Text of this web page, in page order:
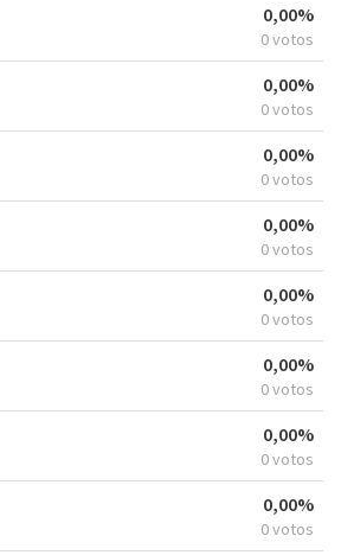
0,00%
0 votos
0,00%
0 votos
0,00%
0 votos
0,00%
0 votos
0,00%
0 votos
0,00%
0 votos
0,00%
0 votos
0,00%
0 votos